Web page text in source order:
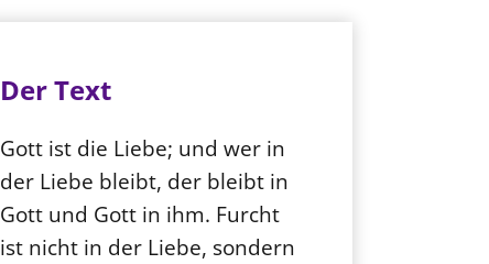
Der Text
Gott ist die Liebe; und wer in
der Liebe bleibt, der bleibt in
Gott und Gott in ihm. Furcht
ist nicht in der Liebe, sondern